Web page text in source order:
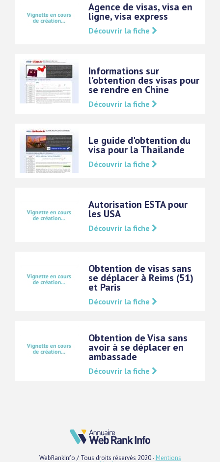
Agence de visas, visa en
ligne, visa express
Découvrir la fiche
Informations sur
l'obtention des visas pour
se rendre en Chine
Découvrir la fiche
Le guide d'obtention du
visa pour la Thailande
Découvrir la fiche
Autorisation ESTA pour
les USA
Découvrir la fiche
Obtention de visas sans
se déplacer à Reims (51)
et Paris
Découvrir la fiche
Obtention de Visa sans
avoir à se déplacer en
ambassade
Découvrir la fiche
WebRankInfo / Tous droits réservés 2020 - Mentions